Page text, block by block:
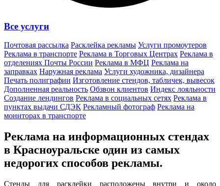
Все услуги
Почтовая рассылка Расклейка рекламы Услуги промоутеров
Реклама в транспорте Реклама в Торговых Центрах Реклама в
отделениях Почты России Реклама в МФЦ Реклама на
заправках Наружная реклама Услуги художника, дизайнера
Печать полиграфии Изготовление стендов, табличек, вывесок
Дополненная реальность Обзвон клиентов Индекс лояльности
Создание лендингов Реклама в социальных сетях Реклама в
пунктах выдачи СДЭК Рекламный фотограф Реклама на
мониторах в транспорте
Реклама на информационных стендах
в Красноуральске один из самых
недорогих способов рекламы.
Стенды для расклейки расположены внутри и около